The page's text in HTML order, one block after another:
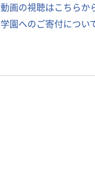
動画の視聴はこちらか
学園へのご寄付につい